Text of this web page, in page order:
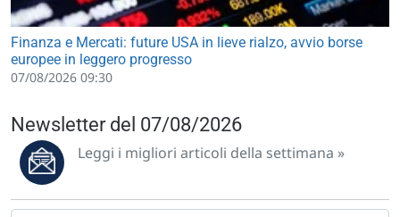
Finanza e Mercati: future USA in lieve rialzo, avvio borse
europee in leggero progresso
07/08/2026 09:30
Newsletter del 07/08/2026
Leggi i migliori articoli della settimana »